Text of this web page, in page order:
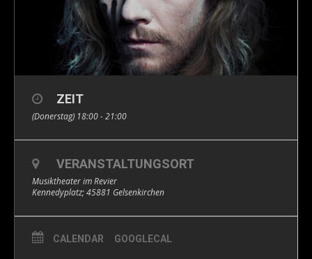
ZEIT
(Donerstag) 18:00 - 21:00
VERANSTALTUNGSORT
Musiktheater im Revier
Kennedyplatz; 45881 Gelsenkirchen
CALENDAR GOOGLECAL